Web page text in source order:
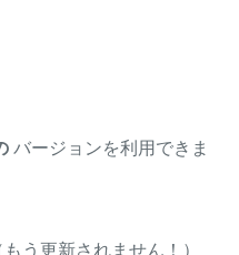
バージョンを利用できま
う更新されません！）